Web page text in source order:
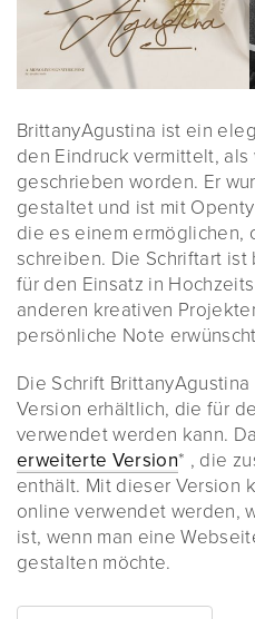
BrittanyAgustina ist ein
den Eindruck vermittelt, als
geschrieben worden. Er
gestaltet und ist mit
die es einem ermöglichen,
schreiben. Die Schriftart
für den Einsatz in
anderen kreativen
persönliche Note
Die Schrift
Version erhältlich, die für
verwendet werden kann.
erweiterte Version* , die
enthält. Mit dieser Version
online verwendet werden,
ist, wenn man eine
gestalten möchte.